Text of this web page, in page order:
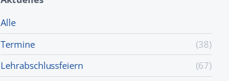
Alle
Termine
(38)
Lehr­abschluss­feiern
(67)